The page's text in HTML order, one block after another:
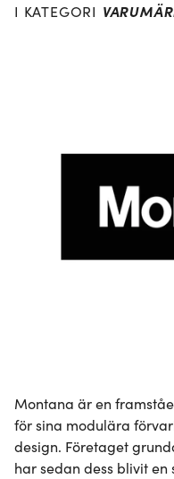
I KATEGORI
Montana är en
för sina modulära
design. Företaget
har sedan dess blivit